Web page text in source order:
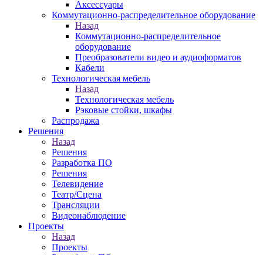
Аксессуары
Коммутационно-распределительное оборудование
Назад
Коммутационно-распределительное
оборудование
Преобразователи видео и аудиоформатов
Кабели
Технологическая мебель
Назад
Технологическая мебель
Рэковые стойки, шкафы
Распродажа
Решения
Назад
Решения
Разработка ПО
Решения
Телевидение
Театр/Сцена
Трансляции
Видеонаблюдение
Проекты
Назад
Проекты